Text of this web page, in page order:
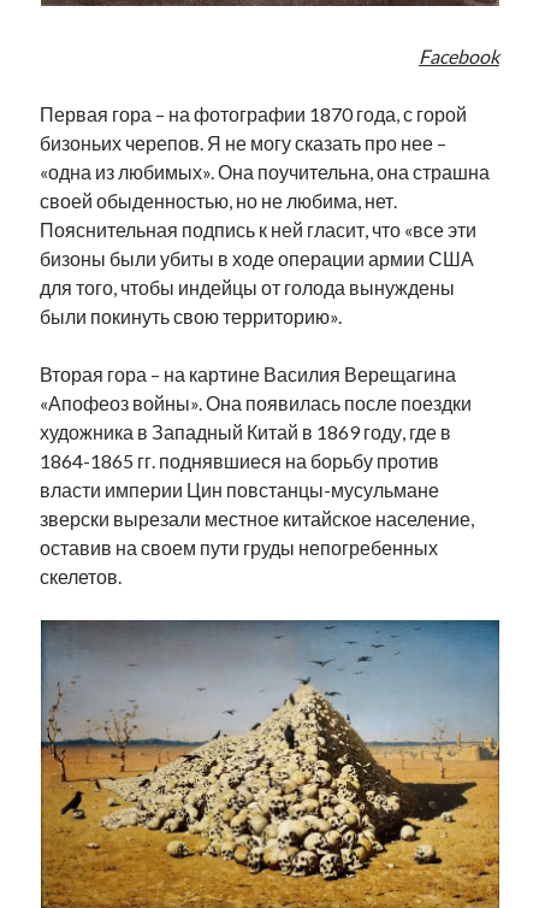
Юмор
Метки
radio narva takinada андрус ансип
ансиппиада безработица видео
евросоюз интервью история кабинетные истории
кая каллас книга маська нарва
нацменьшинства образование обучение эстонскому
парад клоунов парламент
подкаст потеряны данные пресса программа
рийгикогу русский роман
т.х. ильвес танк фотоотчет экономика экономика эстонии
эстонский язык
Михаил Стальнухин:
mstalnuhhin@gmail.com
Отзывы и предложения по блогу:
anton.stalnuhhin@gmail.com
Facebook
Первая гора – на фотографии 1870 года, с горой
бизоньих черепов. Я не могу сказать про нее –
«одна из любимых». Она поучительна, она страшна
своей обыденностью, но не любима, нет.
Пояснительная подпись к ней гласит, что «все эти
бизоны были убиты в ходе операции армии США
для того, чтобы индейцы от голода вынуждены
были покинуть свою территорию».
Вторая гора – на картине Василия Верещагина
«Апофеоз войны». Она появилась после поездки
художника в Западный Китай в 1869 году, где в
1864-1865 гг. поднявшиеся на борьбу против
власти империи Цин повстанцы-мусульмане
зверски вырезали местное китайское население,
оставив на своем пути груды непогребенных
скелетов.